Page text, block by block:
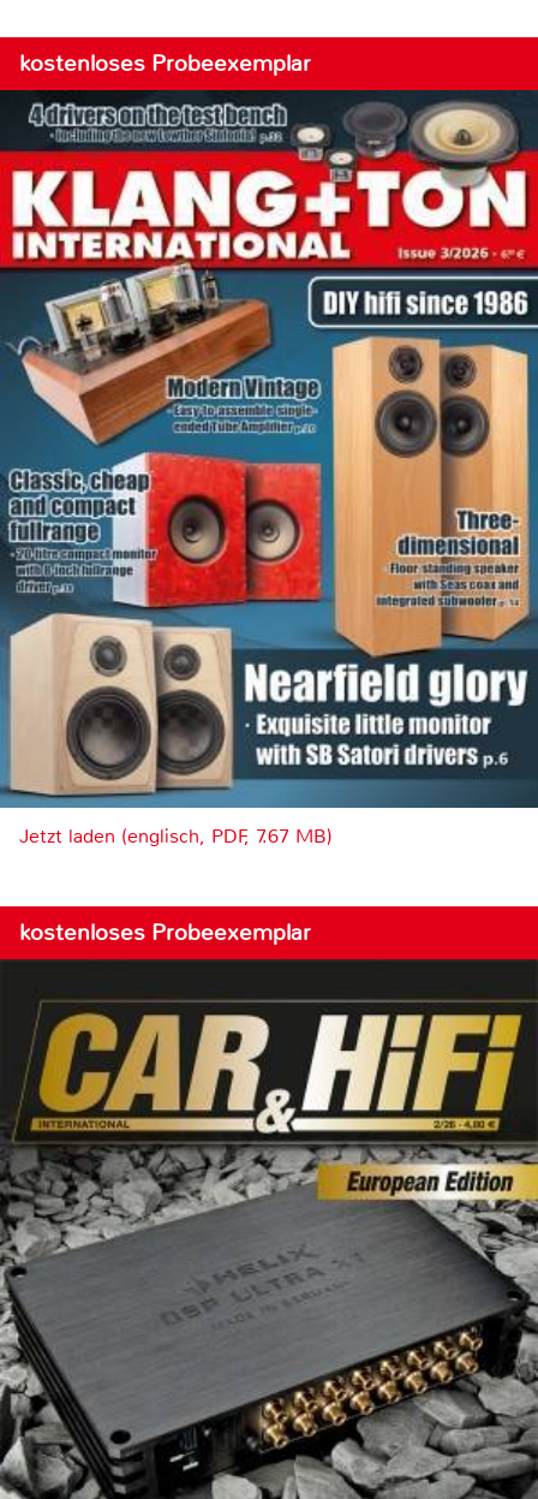
kostenloses Probeexemplar
Jetzt laden (englisch, PDF, 7.67 MB)
kostenloses Probeexemplar